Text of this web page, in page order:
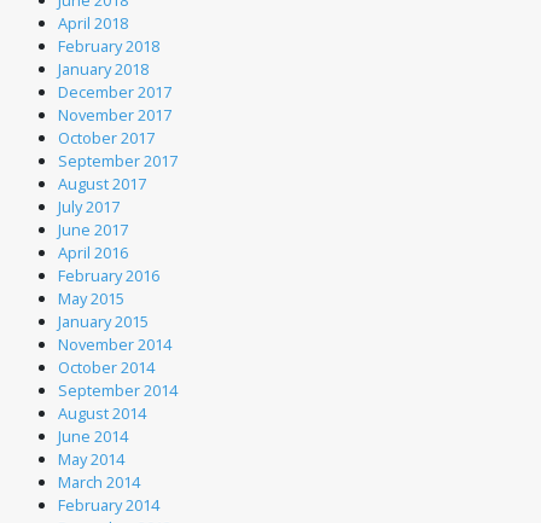
April 2018
February 2018
January 2018
December 2017
November 2017
October 2017
September 2017
August 2017
July 2017
June 2017
April 2016
February 2016
May 2015
January 2015
November 2014
October 2014
September 2014
August 2014
June 2014
May 2014
March 2014
February 2014